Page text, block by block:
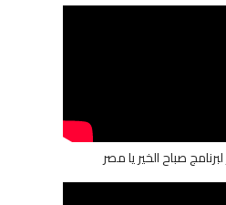
صباح الخير يا مصر